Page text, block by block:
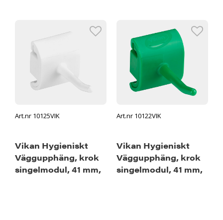
Art.nr 10125VIK
Vikan Hygieniskt
Väggupphäng, krok
singelmodul, 41 mm,
Art.nr 10122VIK
Vikan Hygieniskt
Väggupphäng, krok
singelmodul, 41 mm,